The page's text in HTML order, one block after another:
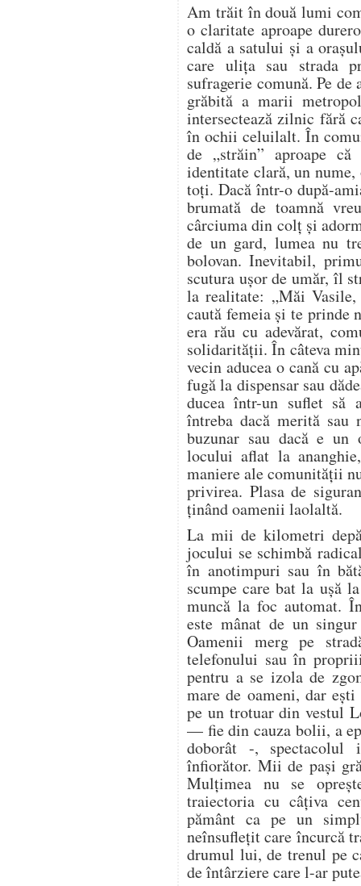
Am trăit în două lumi
o claritate aproape
caldă a satului și a
care ulița sau strada
sufragerie comună. Pe
grăbită a marii
intersectează zilnic fără
în ochii celuilalt. În
de „străin” aproape
identitate clară, un
toți. Dacă într-o după-
brumată de toamnă
cârciuma din colț și
de un gard, lumea nu
bolovan. Inevitabil,
scutura ușor de umăr, îl
la realitate: „Măi
caută femeia și te prinde
era rău cu adevărat,
solidarității. În câteva
vecin aducea o cană cu
fugă la dispensar sau
ducea într-un suflet să
întreba dacă merită
buzunar sau dacă e
locului aflat la
maniere ale comunității
privirea. Plasa de
ținând oamenii laolaltă.
La mii de kilometri
jocului se schimbă
în anotimpuri sau în
scumpe care bat la ușă
muncă la foc automat.
este mânat de un
Oamenii merg pe
telefonului sau în
pentru a se izola de
mare de oameni, dar
pe un trotuar din vestul
— fie din cauza bolii, a
doborât -, spectacolul
înfiorător. Mii de pași
Mulțimea nu se
traiectoria cu câțiva
pământ ca pe un
neînsuflețit care încurcă
drumul lui, de trenul pe
de întârziere care l-ar